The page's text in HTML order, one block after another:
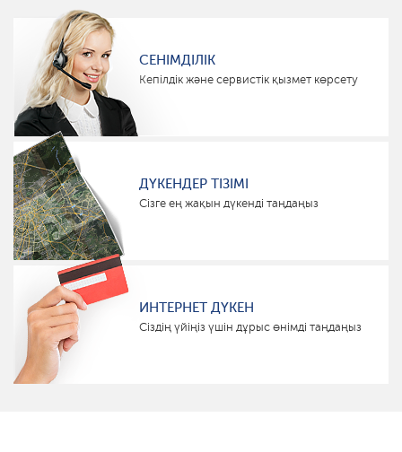
СЕНІМДІЛІК
Кепілдік және сервистік қызмет көрсету
ДҮКЕНДЕР ТІЗІМІ
Сізге ең жақын дүкенді таңдаңыз
ИНТЕРНЕТ ДҮКЕН
Сіздің үйіңіз үшін дұрыс өнімді таңдаңыз